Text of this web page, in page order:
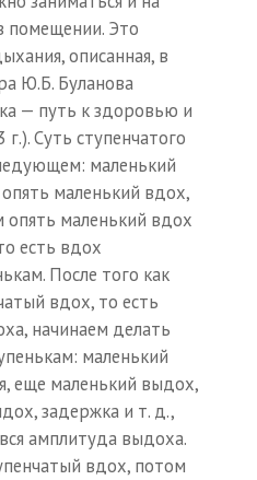
характере»
помещении. Это
описанная, в
Ю.Б. Буланова
— путь к здоровью и
Суть ступенчатого
маленький
маленький вдох,
маленький вдох
есть вдох
После того как
вдох, то есть
начинаем делать
маленький
еще маленький выдох,
задержка и т. д.,
амплитуда выдоха.
вдох, потом